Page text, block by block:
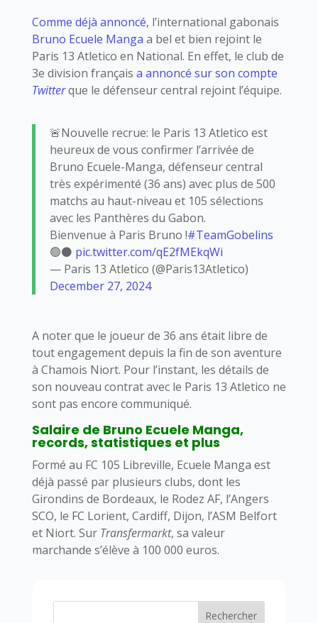
Comme déjà annoncé, l’international gabonais
Bruno Ecuele Manga a bel et bien rejoint le
Paris 13 Atletico en National. En effet, le club de
3e division français a annoncé sur son compte
Twitterque le défenseur central rejoint l’équipe.
🚨Nouvelle recrue: le Paris 13 Atletico est
heureux de vous confirmer l’arrivée de
Bruno Ecuele-Manga, défenseur central
très expérimenté (36 ans) avec plus de 500
matchs au haut-niveau et 105 sélections
avec les Panthères du Gabon.
Bienvenue à Paris Bruno !#TeamGobelins
🟢⚫️ pic.twitter.com/qE2fMEkqWi
— Paris 13 Atletico (@Paris13Atletico)
December 27, 2024
A noter que le joueur de 36 ans était libre de
tout engagement depuis la fin de son aventure
à Chamois Niort. Pour l’instant, les détails de
son nouveau contrat avec le Paris 13 Atletico ne
sont pas encore communiqué.
Salaire de Bruno Ecuele Manga,
records, statistiques et plus
Formé au FC 105 Libreville, Ecuele Manga est
déjà passé par plusieurs clubs, dont les
Girondins de Bordeaux, le Rodez AF, l’Angers
SCO, le FC Lorient, Cardiff, Dijon, l’ASM Belfort
et Niort. Sur Transfermarkt, sa valeur
marchande s’élève à 100 000 euros.
Rechercher